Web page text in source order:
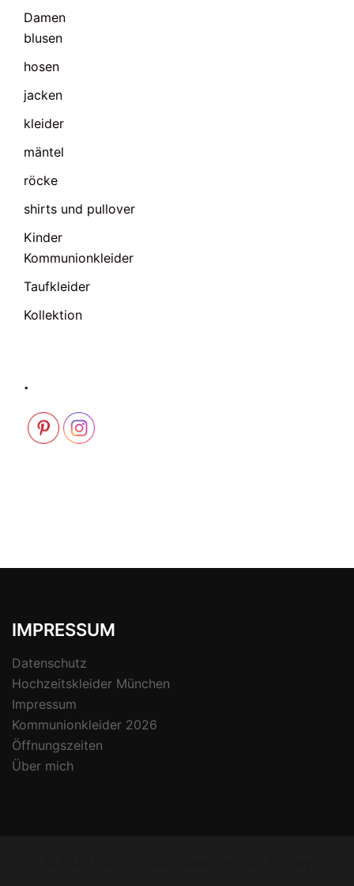
Damen
blusen
hosen
jacken
kleider
mäntel
röcke
shirts und pullover
Kinder
Kommunionkleider
Taufkleider
Kollektion
.
IMPRESSUM
Datenschutz
Hochzeitskleider München
Impressum
Kommunionkleider 2026
Öffnungszeiten
Über mich